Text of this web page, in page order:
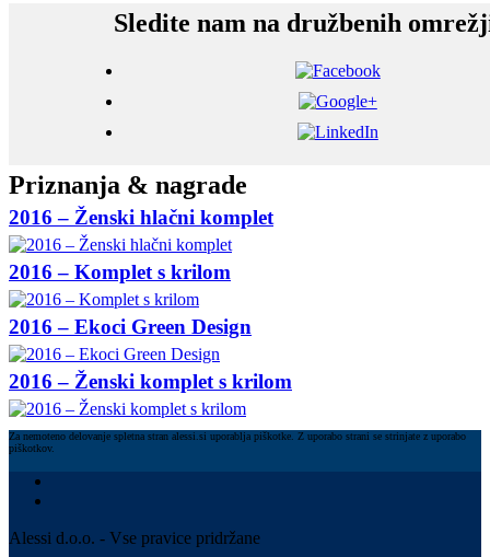
Sledite nam na družbenih
Priznanja & nagrade
2016 – Ženski hlačni komplet
2016 – Komplet s krilom
2016 – Ekoci Green Design
2016 – Ženski komplet s krilom
Za nemoteno delovanje spletna stran alessi.si uporablja piškotke. Z uporabo strani se strinjate z uporabo
piškotkov.
Alessi d.o.o. - Vse pravice pridržane